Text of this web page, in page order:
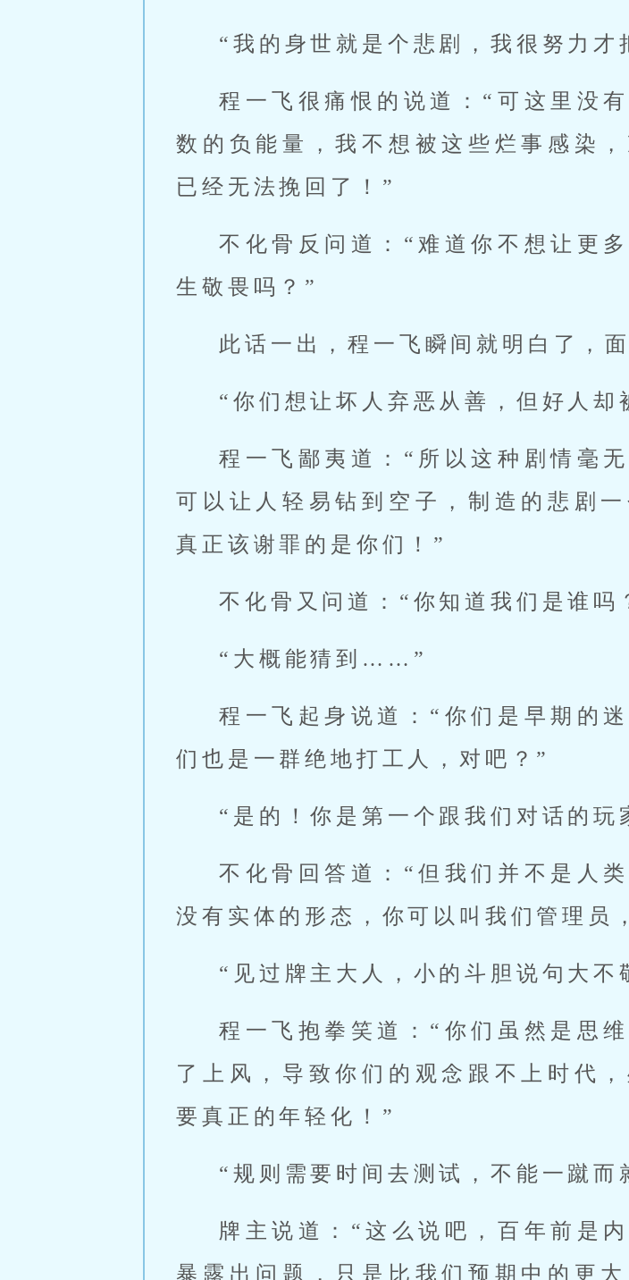
“我的身世就是个悲剧，我很努力
程一飞很痛恨的说道：“可这里没
数的负能量，我不想被这些烂事感染
已经无法挽回了！”
不化骨反问道：“难道你不想让更
生敬畏吗？”
此话一出，程一飞瞬间就明白了，
“你们想让坏人弃恶从善，但好人
程一飞鄙夷道：“所以这种剧情毫
可以让人轻易钻到空子，制造的悲剧
真正该谢罪的是你们！”
不化骨又问道：“你知道我们是谁吗
“大概能猜到……”
程一飞起身说道：“你们是早期的
们也是一群绝地打工人，对吧？”
“是的！你是第一个跟我们对话的
不化骨回答道：“但我们并不是人
没有实体的形态，你可以叫我们管理员
“见过牌主大人，小的斗胆说句大
程一飞抱拳笑道：“你们虽然是思
了上风，导致你们的观念跟不上时代
要真正的年轻化！”
“规则需要时间去测试，不能一蹴
牌主说道：“这么说吧，百年前是
暴露出问题，只是比我们预期中的更